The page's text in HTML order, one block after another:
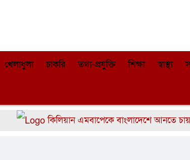
খেলাধুলা চাকরি তথ্য-প্রযুক্তি শিক্ষা স্বাস্থ্য
কিলিয়ান এমবাপেকে বাংলাদেশে আনতে চায় সরকার